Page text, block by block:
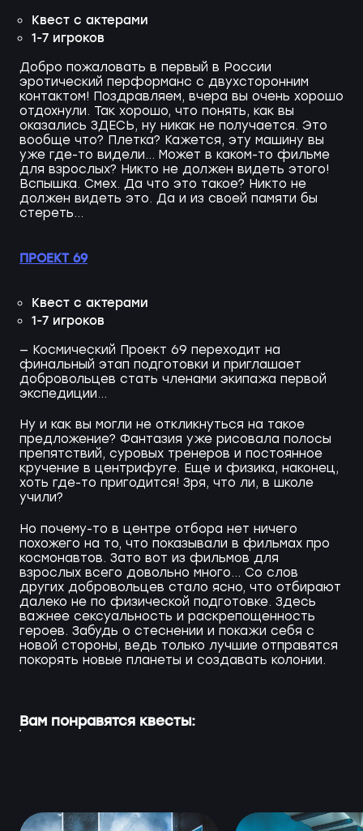
Квест с актерами
1-7 игроков
Добро пожаловать в первый в России
эротический перформанс с двухсторонним
контактом! Поздравляем, вчера вы очень хорошо
отдохнули. Так хорошо, что понять, как вы
оказались ЗДЕСЬ, ну никак не получается. Это
вообще что? Плетка? Кажется, эту машину вы
уже где-то видели... Может в каком-то фильме
для взрослых? Никто не должен видеть этого!
Вспышка. Смех. Да что это такое? Никто не
должен видеть это. Да и из своей памяти бы
стереть...
ПРОЕКТ 69
Квест с актерами
1-7 игроков
— Космический Проект 69 переходит на
финальный этап подготовки и приглашает
добровольцев стать членами экипажа первой
экспедиции...
Ну и как вы могли не откликнуться на такое
предложение? Фантазия уже рисовала полосы
препятствий, суровых тренеров и постоянное
кручение в центрифуге. Еще и физика, наконец,
хоть где-то пригодится! Зря, что ли, в школе
учили?
Но почему-то в центре отбора нет ничего
похожего на то, что показывали в фильмах про
космонавтов. Зато вот из фильмов для
взрослых всего довольно много... Со слов
других добровольцев стало ясно, что отбирают
далеко не по физической подготовке. Здесь
важнее сексуальность и раскрепощенность
героев. Забудь о стеснении и покажи себя с
новой стороны, ведь только лучшие отправятся
покорять новые планеты и создавать колонии.
Вам понравятся квесты: